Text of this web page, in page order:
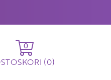
0
(0)